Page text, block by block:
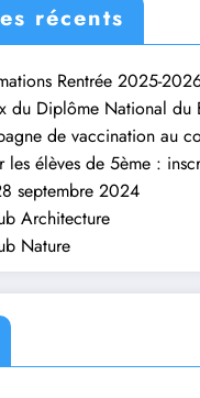
récents
Rentrée 2025-
du Diplôme National du
de vaccination au
les élèves de 5ème :
septembre 2024
Architecture
Nature